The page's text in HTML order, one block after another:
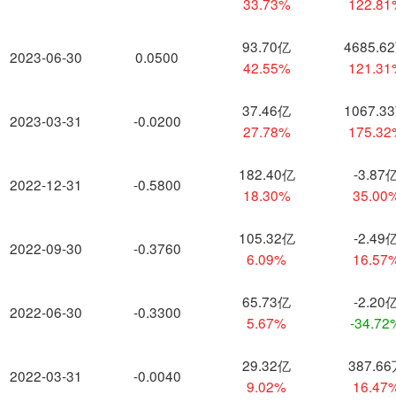
2023-06-30
2023-03-31
2022-12-31
2022-09-30
2022-06-30
2022-03-31
0.0500
93.70亿
42.55%
-0.0200
37.46亿
27.78%
-0.5800
182.40亿
18.30%
-3.87
-0.3760
105.32亿
6.09%
-2.49
-0.3300
65.73亿
5.67%
-2.20
-
-0.0040
29.32亿
9.02%
387.66